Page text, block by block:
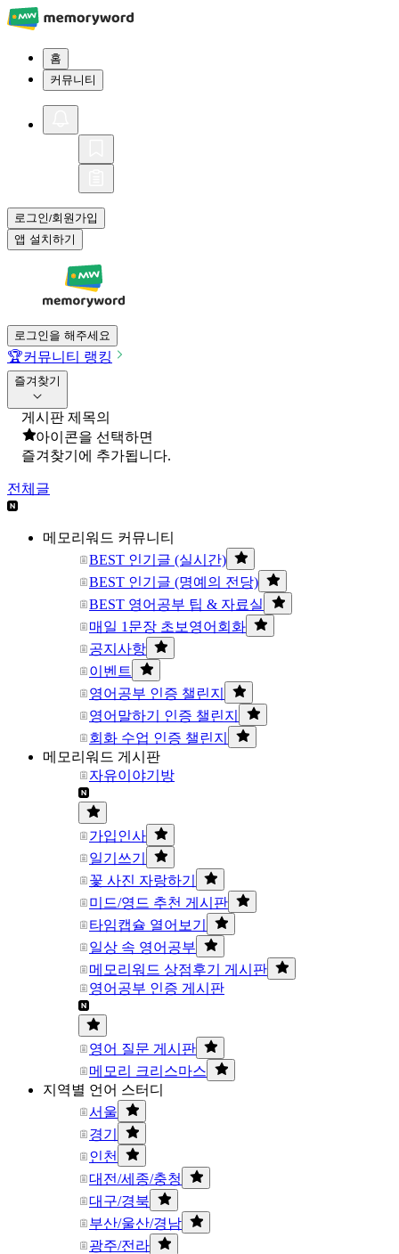
홈
커뮤니티
로그인/회원가입
앱 설치하기
로그인을 해주세요
🏆커뮤니티 랭킹
즐겨찾기
게시판 제목의
아이콘을 선택하면
즐겨찾기에 추가됩니다.
전체글
메모리워드 커뮤니티
BEST 인기글 (실시간)
BEST 인기글 (명예의 전당)
BEST 영어공부 팁 & 자료실
매일 1문장 초보영어회화
공지사항
이벤트
영어공부 인증 챌린지
영어말하기 인증 챌린지
회화 수업 인증 챌린지
메모리워드 게시판
자유이야기방
가입인사
일기쓰기
꽃 사진 자랑하기
미드/영드 추천 게시판
타임캡슐 열어보기
일상 속 영어공부
메모리워드 상점후기 게시판
영어공부 인증 게시판
영어 질문 게시판
메모리 크리스마스
지역별 언어 스터디
서울
경기
인천
대전/세종/충청
대구/경북
부산/울산/경남
광주/전라